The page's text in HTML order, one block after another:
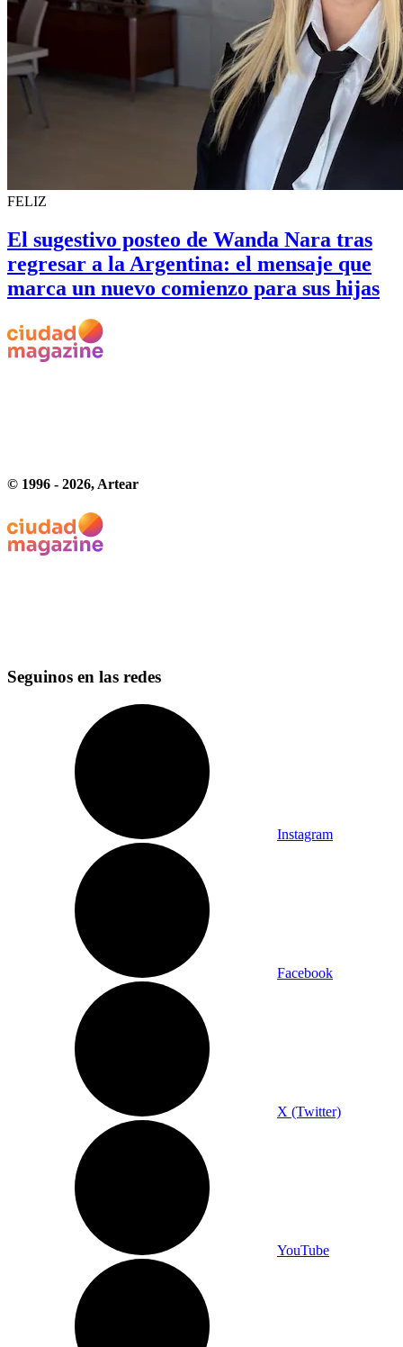
FELIZ
El sugestivo posteo de Wanda Nara tras
regresar a la Argentina: el mensaje que
marca un nuevo comienzo para sus hijas
© 1996 - 2026, Artear
Seguinos en las redes
Instagram
Facebook
X (Twitter)
YouTube